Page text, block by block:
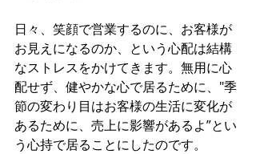
日々、笑顔で営業するのに、お客様が
お見えになるのか、という心配は結構
なストレスをかけてきます。無用に心
配せず、健やかな心で居るために、"季
節の変わり目はお客様の生活に変化が
あるために、売上に影響があるよ”とい
う心持で居ることにしたのです。